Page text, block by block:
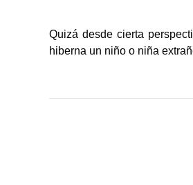
Quizá desde cierta
hiberna un niño o niña